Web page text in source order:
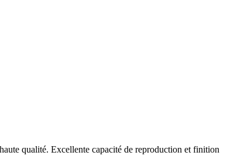
qualité. Excellente capacité de reproduction et finition